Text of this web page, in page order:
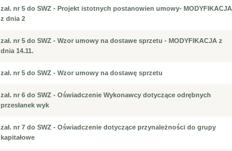
zał. nr 5 do SWZ - Projekt istotnych postanowien umowy- MODYFIKACJA
z dnia 2
zał. nr 5 do SWZ - Wzor umowy na dostawe sprzetu - MODYFIKACJA z
dnia 14.11.
zał. nr 5 do SWZ - Wzor umowy na dostawę sprzetu
zał. nr 6 do SWZ - Oświadczenie Wykonawcy dotyczące odrębnych
przesłanek wyk
zał. nr 7 do SWZ - Oświadczenie dotyczące przynależności do grupy
kapitałowe